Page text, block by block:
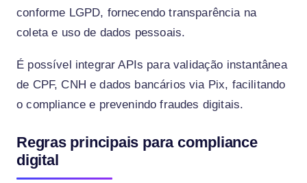
conforme LGPD, fornecendo transparência na
coleta e uso de dados pessoais.
É possível integrar APIs para validação instantânea
de CPF, CNH e dados bancários via Pix, facilitando
o compliance e prevenindo fraudes digitais.
Regras principais para compliance
digital